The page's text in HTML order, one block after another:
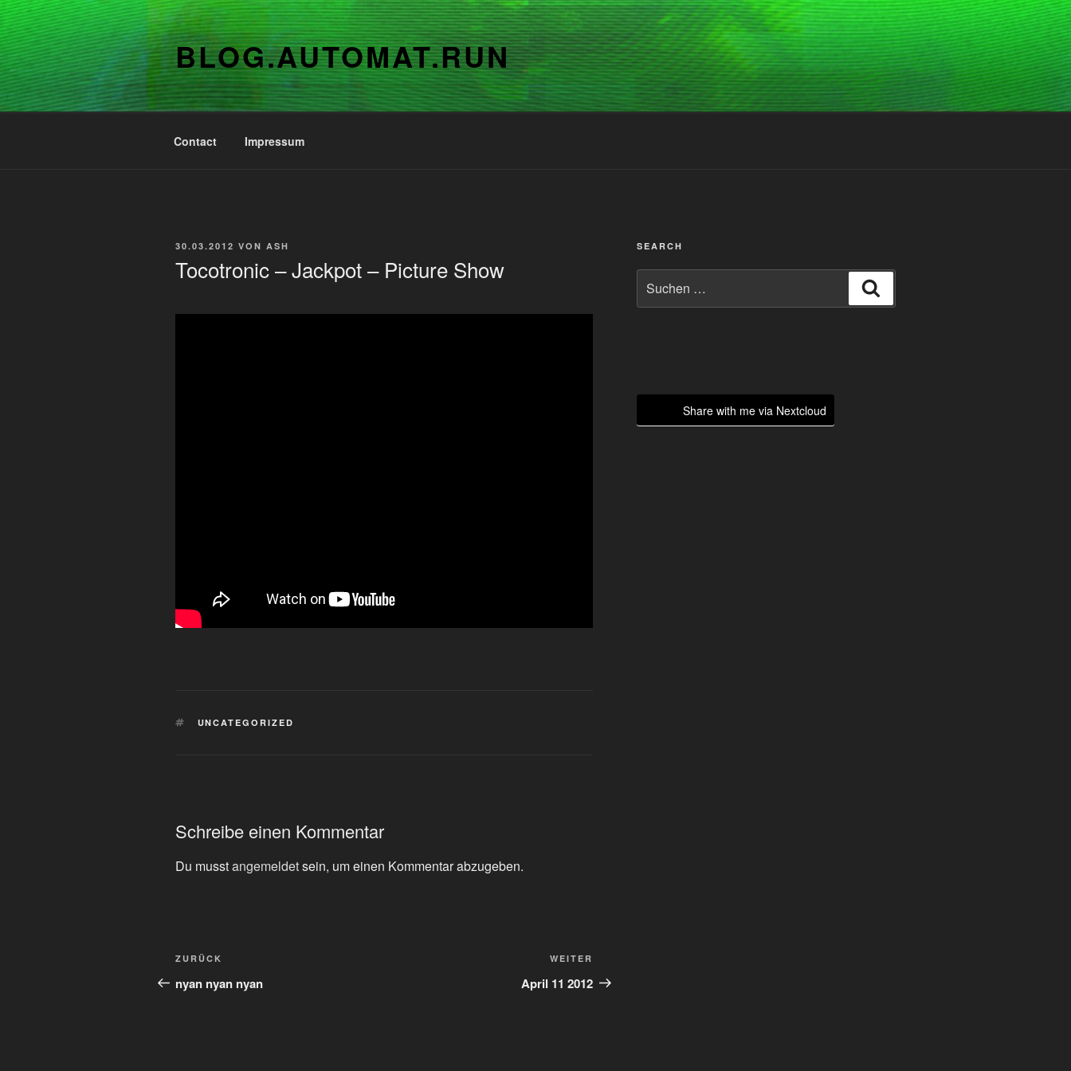
Zum
Inhalt
springen
BLOG.AUTOMAT.RUN
Contact Impressum
VERÖFFENTLICHT
30.03.2012 VON ASH
Tocotronic – Jackpot – Picture Show
SCHLAGWÖRTER
UNCATEGORIZED
Schreibe einen Kommentar
Du musstangemeldetsein, um einen Kommentar abzugeben.
Beitragsnavigation
Vorheriger
Beitrag
ZURÜCK
nyan nyan nyan
Beitrag
WEITER
April 11 2012
SEARCH
nach:
Share with me via Nextcloud